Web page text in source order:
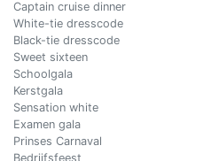
Captain cruise dinner
White-tie dresscode
Black-tie dresscode
Sweet sixteen
Schoolgala
Kerstgala
Sensation white
Examen gala
Prinses Carnaval
Bedrijfsfeest